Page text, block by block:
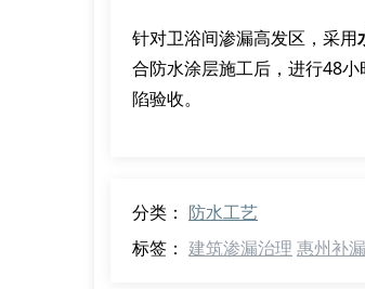
针对卫浴间渗漏高发区，采用
合防水涂层施工后，进行48
陷验收。
分类： 防水工艺
标签： 建筑渗漏治理 惠州补